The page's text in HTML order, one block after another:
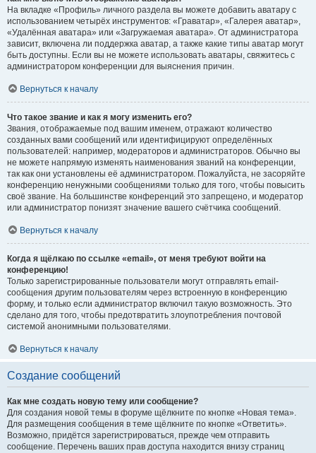
На вкладке «Профиль» личного раздела вы можете добавить аватару с
использованием четырёх инструментов: «Граватар», «Галерея аватар»,
«Удалённая аватара» или «Загружаемая аватара». От администратора
зависит, включена ли поддержка аватар, а также какие типы аватар могут
быть доступны. Если вы не можете использовать аватары, свяжитесь с
администратором конференции для выяснения причин.
Вернуться к началу
Что такое звание и как я могу изменить его?
Звания, отображаемые под вашим именем, отражают количество
созданных вами сообщений или идентифицируют определённых
пользователей: например, модераторов и администраторов. Обычно вы
не можете напрямую изменять наименования званий на конференции,
так как они установлены её администратором. Пожалуйста, не засоряйте
конференцию ненужными сообщениями только для того, чтобы повысить
своё звание. На большинстве конференций это запрещено, и модератор
или администратор понизят значение вашего счётчика сообщений.
Вернуться к началу
Когда я щёлкаю по ссылке «email», от меня требуют войти на
конференцию!
Только зарегистрированные пользователи могут отправлять email-
сообщения другим пользователям через встроенную в конференцию
форму, и только если администратор включил такую возможность. Это
сделано для того, чтобы предотвратить злоупотребления почтовой
системой анонимными пользователями.
Вернуться к началу
Создание сообщений
Как мне создать новую тему или сообщение?
Для создания новой темы в форуме щёлкните по кнопке «Новая тема».
Для размещения сообщения в теме щёлкните по кнопке «Ответить».
Возможно, придётся зарегистрироваться, прежде чем отправить
сообщение. Перечень ваших прав доступа находится внизу страниц